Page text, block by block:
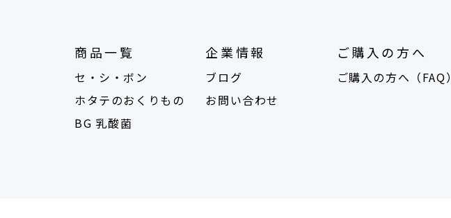
商品一覧
セ・シ・ボン
ホタテのおくりもの
BG 乳酸菌
企業情報
ブログ
お問い合わせ
ご購入の方へ
ご購入の方へ（FAQ）